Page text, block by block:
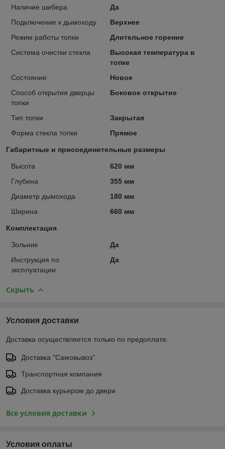
Наличие шибера
Да
Подключение к дымоходу
Верхнее
Режим работы топки
Длительное горение
Система очистки стекла
Высокая температура в
топке
Состояние
Новое
Способ открытия дверцы
топки
Боковое открытие
Тип топки
Закрытая
Форма стекла топки
Прямое
Габаритные и присоединительные размеры
Высота
620 мм
Глубина
355 мм
Диаметр дымохода
180 мм
Ширина
660 мм
Комплектация
Зольник
Да
Инструкция по
эксплуатации
Да
Скрыть
Условия доставки
Доставка осуществляется только по предоплате.
Доставка "Самовывоз"
Транспортная компания
Доставка курьером до двери
Все условия доставки
Условия оплаты